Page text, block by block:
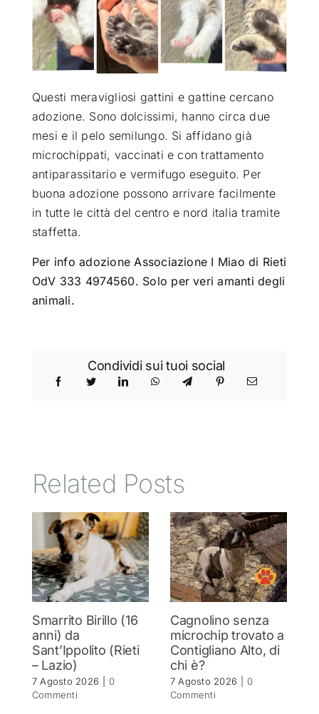
CHI SIAMO
RUBRICHE
SEMPRE CON ME
Questi meravigliosi gattini e gattine cercano
adozione. Sono dolcissimi, hanno circa due
mesi e il pelo semilungo. Si affidano già
microchippati, vaccinati e con trattamento
antiparassitario e vermifugo eseguito. Per
buona adozione possono arrivare facilmente
in tutte le città del centro e nord italia tramite
staffetta.
Per info adozione Associazione I Miao di Rieti
OdV 333 4974560. Solo per veri amanti degli
animali.
Condividi sui tuoi social
Related Posts
Smarrito Birillo (16
anni) da
Sant’Ippolito (Rieti
– Lazio)
7 Agosto 2026
0
Commenti
Cagnolino senza
microchip trovato a
Contigliano Alto, di
chi è?
7 Agosto 2026
0
Commenti